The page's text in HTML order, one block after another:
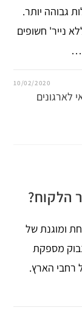
גבוהה יותר.
נייר' חשופים
10/02/2020
הלקוח?
ומוגנת של
מספקת
רחבי הארץ.